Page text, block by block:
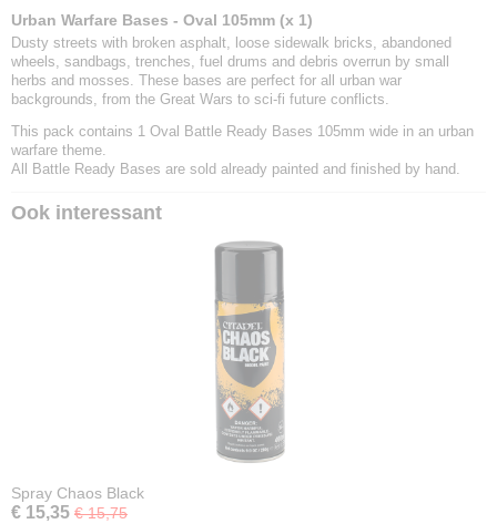
Urban Warfare Bases - Oval 105mm (x 1)
Dusty streets with broken asphalt, loose sidewalk bricks, abandoned
wheels, sandbags, trenches, fuel drums and debris overrun by small
herbs and mosses. These bases are perfect for all urban war
backgrounds, from the Great Wars to sci-fi future conflicts.
This pack contains 1 Oval Battle Ready Bases 105mm wide in an urban
warfare theme.
All Battle Ready Bases are sold already painted and finished by hand.
Ook interessant
Spray Chaos Black
€ 15,35 € 15,75